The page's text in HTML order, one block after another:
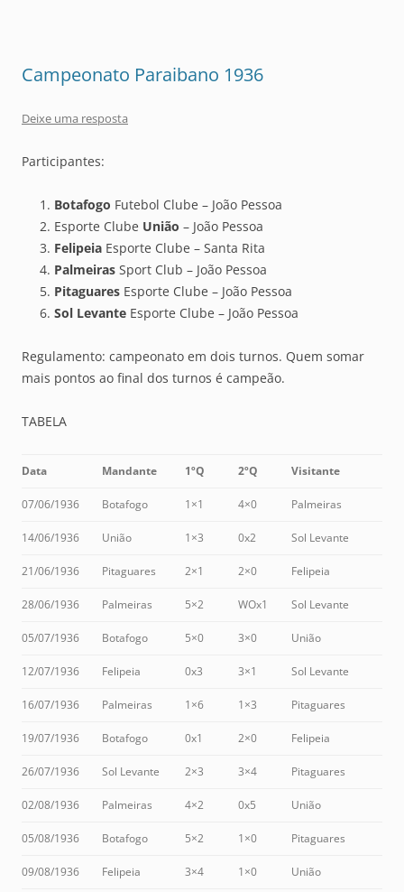
Campeonato Paraibano 1936
Deixe uma resposta
Participantes:
Botafogo Futebol Clube – João Pessoa
Esporte Clube União – João Pessoa
Felipeia Esporte Clube – Santa Rita
Palmeiras Sport Club – João Pessoa
Pitaguares Esporte Clube – João Pessoa
Sol Levante Esporte Clube – João Pessoa
Regulamento: campeonato em dois turnos. Quem somar
mais pontos ao final dos turnos é campeão.
TABELA
Data Mandante 1ºQ 2ºQ Visitante
07/06/1936 Botafogo 1×1 4×0 Palmeiras
14/06/1936 União 1×3 0x2 Sol Levante
21/06/1936 Pitaguares 2×1 2×0 Felipeia
28/06/1936 Palmeiras 5×2 WOx1 Sol Levante
05/07/1936 Botafogo 5×0 3×0 União
12/07/1936 Felipeia 0x3 3×1 Sol Levante
16/07/1936 Palmeiras 1×6 1×3 Pitaguares
19/07/1936 Botafogo 0x1 2×0 Felipeia
26/07/1936 Sol Levante 2×3 3×4 Pitaguares
02/08/1936 Palmeiras 4×2 0x5 União
05/08/1936 Botafogo 5×2 1×0 Pitaguares
09/08/1936 Felipeia 3×4 1×0 União